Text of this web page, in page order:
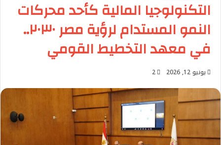
التكنولوجيا المالية كأحد محركات
النمو المستدام لرؤية مصر ٢٠٣٠..
في معهد التخطيط القومي
يونيو 12, 2026 2